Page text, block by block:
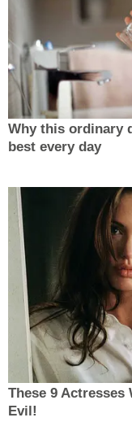
Why this ordinary
best every day
These 9 Actresses
Evil!